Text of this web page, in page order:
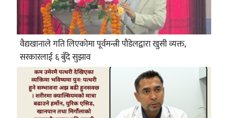
वैद्यखानाले गति लिएकोमा पूर्वमन्त्री पौडेलद्वारा खुसी व्यक्त,
सरकारलाई ६ बुँदे सुझाव